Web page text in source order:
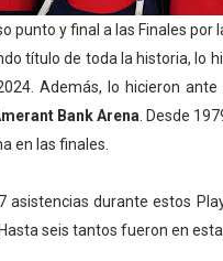
Rodriguez es la nueva
Unlimited Softball
de piragüismo slalom
Francia masculino
de Fórmula 1 2026 -
punto y final a las Finales por
título de toda la historia, lo
Además, lo hicieron
Bank Arena . Desde
en las finales.
asistencias durante estos
seis tantos fueron en